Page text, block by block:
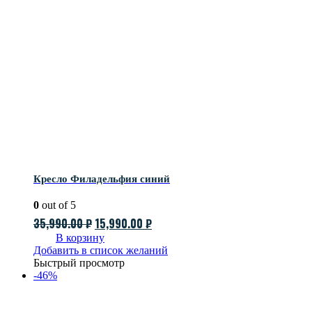
Кресло Филадельфия синий
0 out of 5
35,990.00₽ Первоначальная
цена
составляла
35,990.00 ₽.
15,990.00 ₽Текущая
15,990.00 ₽.
В корзину
Добавить в список желаний
Быстрый просмотр
-46%